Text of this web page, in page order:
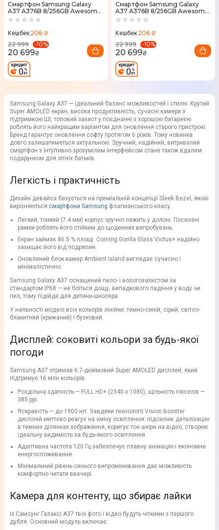
Смартфон Samsung Galaxy
A37 A376B 8/256GB Awesome
Graygreen (SM-
Кешбек 206 ₴
22 999
-10%
20 699₴
Смартфон Samsung Galaxy
A37 A376B 8/256GB Awesome
White (SM-A376BZWGEUC)
Кешбек 206 ₴
22 999
-10%
20 699₴
Samsung Galaxy A37 — ідеальний баланс можливостей і стилю. Крутий
Super AMOLED екран, висока продуктивність, сучасні камери з
підтримкою ШІ, топовий захист у поєднанні з хорошою батареєю
роблять його найкращим варіантом для оновлення старого пристрою.
Бренд гарантує оновлення софту протягом 6 років. Тому новинка
довго залишатиметься актуальною. Зручний, надійний, витривалий
смартфон з інтуїтивно зрозумілим інтерфейсом стане також вдалим
подарунком для літніх батьків.
Легкість і практичність
Дизайн девайса базується на преміальній концепції Sleek Bezel, якою
вирізняються смартфони Samsung флагманського класу.
Легкий, тонкий (7.4 мм) корпус зручно лежить у долоні. Посилені
рамки роблять його стійким до щоденних випробувань.
Екран займає 86.5 % площі. Corning Gorilla Glass Victus+ надійно
захищає його від подряпин.
Оновлений блок камер Ambient Island виглядає сучасно і
мінімалістично.
Samsung Galaxy A37 оснащений пило- і вологозахистом за
стандартом IP68 — не боїться дощу, випадкового падіння у воду чи
пил, тому підійде для дитини-школяра.
У наявності моделі всіх кольорів лінійки: темно-синій, сірий, світло-
блакитний (крижаний) і бузковий.
Дисплей: соковиті кольори за будь-якої
погоди
Samsung A37 отримав 6.7-дюймовий Super AMOLED дисплей, який
підтримує 16 млн кольорів.
Роздільна здатність — FULL HD+ (2340 x 1080), щільність пікселів —
385 ppi.
Яскравість — до 1900 ніт. Завдяки технології Vision Booster
дисплей миттєво реагує на зміну освітлення: підсилює деталізацію
в темних ділянках зображення, коригує тон шкіри на відео, створює
ідеальну видимість за будь-якого освітлення.
Адаптивна частота 120 Гц забезпечує плавну анімацію і економне
енергоспоживання.
Мінімальний рівень синього випромінювання дає можливість
комфортно читати ввечері.
Камера для контенту, що збирає лайки
Із Самсунг Галаксі А37 твої фото і відео будуть чіткими з першого
дубля. Основний модуль включає: